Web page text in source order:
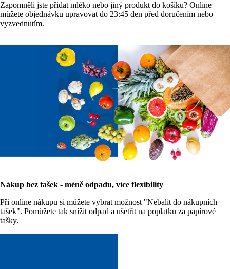
Zapomněli jste přidat mléko nebo jiný produkt do košíku? Online
můžete objednávku upravovat do 23:45 den před doručením nebo
vyzvednutím.
Nákup bez tašek - méně odpadu, více flexibility
Při online nákupu si můžete vybrat možnost "Nebalit do nákupních
tašek". Pomůžete tak snížit odpad a ušetřit na poplatku za papírové
tašky.